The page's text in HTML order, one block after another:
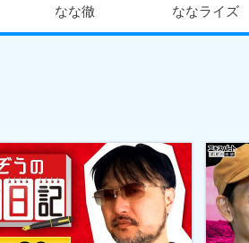
なな徹 ななライズ